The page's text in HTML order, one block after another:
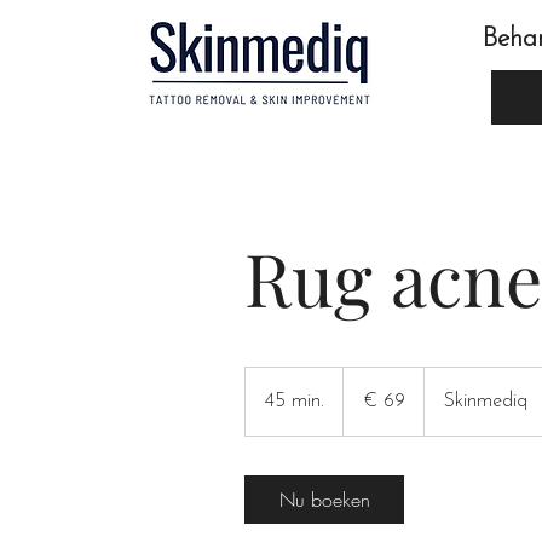
Rug acne
45 min.
5
€ 69 Skinmediq
Nu boeken